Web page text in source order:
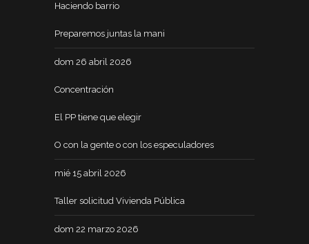
Haciendo barrio
Preparemos juntas la mani
dom 26 abril 2026
Concentración
El PP tiene que elegir
O con la gente o con los especuladores
mié 15 abril 2026
Taller solicitud Vivienda Pública
dom 22 marzo 2026